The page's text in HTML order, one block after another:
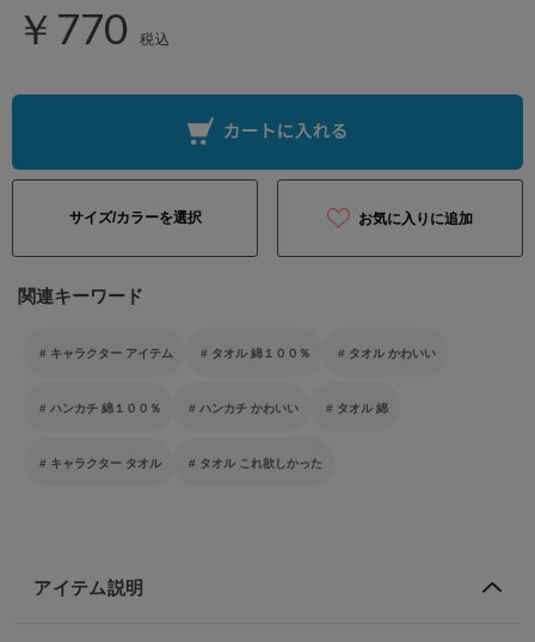
￥770 税込
サイズ/カラーを選択 お気に入りに追加
関連キーワード
キャラクター アイテム タオル 綿１００％ タオル かわいい
ハンカチ 綿１００％ ハンカチ かわいい タオル 綿
キャラクター タオル タオル これ欲しかった
アイテム説明